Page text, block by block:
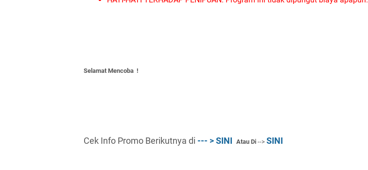
Selamat Mencoba !
Cek Info Promo Berikutnya di --- > SINI Atau Di --> SINI